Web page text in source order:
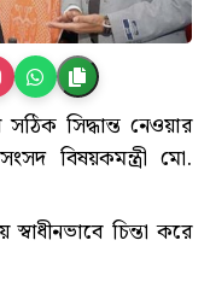
সিদ্ধান্ত নেওয়ার
বিষয়কমন্ত্রী মো.
চিন্তা করে